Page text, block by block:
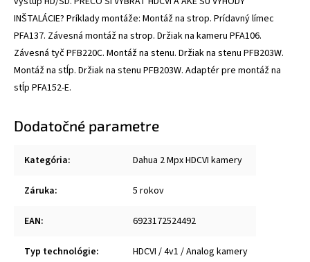
INŠTALÁCIE? Príklady montáže: Montáž na strop. Prídavný límec
PFA137. Závesná montáž na strop. Držiak na kameru PFA106.
Závesná tyč PFB220C. Montáž na stenu. Držiak na stenu PFB203W.
Montáž na stĺp. Držiak na stenu PFB203W. Adaptér pre montáž na
stĺp PFA152-E.
Dodatočné parametre
Kategória: Dahua 2 Mpx HDCVI kamery
Záruka: 5 rokov
EAN: 6923172524492
Typ technológie: HDCVI / 4v1 / Analog kamery